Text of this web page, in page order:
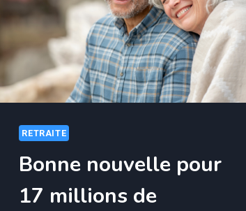
VA
CHANGER
VOTRE
VIE
!
RETRAITE
Bonne nouvelle pour
17 millions de